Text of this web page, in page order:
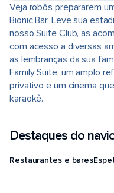
Veja robôs prepararem
Bionic Bar. Leve sua
nosso Suite Club, as
com acesso a diversas
as lembranças da sua
Family Suite, um amplo
privativo e um cinema
karaokê.
Destaques do
Restaurantes e bares